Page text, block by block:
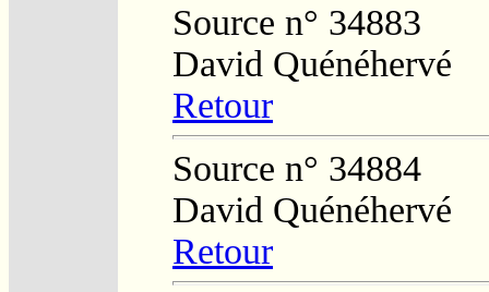
Source n° 34883
David Quénéhervé
Retour
Source n° 34884
David Quénéhervé
Retour